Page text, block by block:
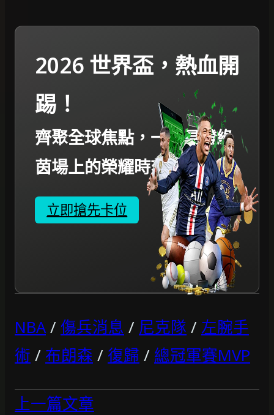
2026 世界盃，熱血開
踢！
齊聚全球焦點，一起見證綠
茵場上的榮耀時刻。
立即搶先卡位
NBA/ 傷兵消息 / 尼克隊 / 左腕手
術 / 布朗森 / 復歸 / 總冠軍賽MVP
上一篇文章